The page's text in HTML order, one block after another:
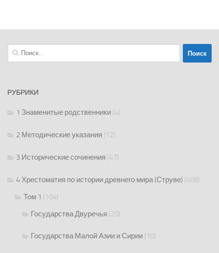
Найти:
РУБРИКИ
1 Знаменитые родственники (4)
2 Методические указания (12)
3 Исторические сочинения (47)
4 Хрестоматия по истории древнего мира (Струве) (408)
Том 1 (104)
Государства Двуречья (20)
Государства Малой Азии и Сирии (10)